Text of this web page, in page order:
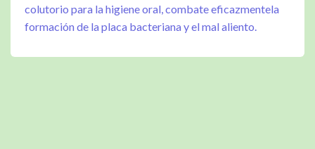
colutorio para la higiene oral, combate eficazmentela
formación de la placa bacteriana y el mal aliento.